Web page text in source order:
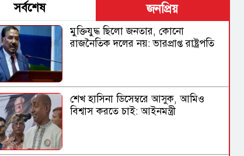
সর্বশেষ জনপ্রিয়
মুক্তিযুদ্ধ ছিলো জনতার, কোনো
রাজনৈতিক দলের নয়: ভারপ্রাপ্ত রাষ্ট্রপতি
শেখ হাসিনা ডিসেম্বরে আসুক, আমিও
বিশ্বাস করতে চাই: আইনমন্ত্রী